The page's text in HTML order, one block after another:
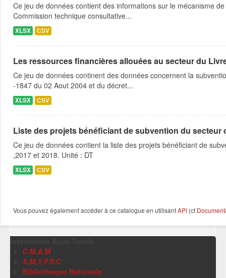
Ce jeu de données contient des informations sur le mécanisme
Commission technique consultative...
XLSX CSV
Les ressources financières allouées au secteur du
Ce jeu de données continent des données concernent la
-1847 du 02 Aout 2004 et du décret...
XLSX CSV
Liste des projets bénéficiant de subvention du secteur
Ce jeu de données contient la liste des projets bénéficiant de
,2017 et 2018. Unité : DT
XLSX CSV
Vous pouvez également accéder à ce catalogue en utilisantAPI (cf
C.M.A.M
A.M.V.P.P.C
Bibliothèque Nationale